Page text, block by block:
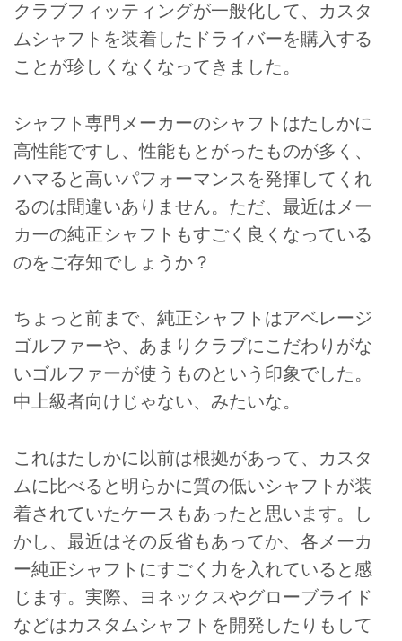
クラブフィッティングが一般化して、カスタ
ムシャフトを装着したドライバーを購入する
ことが珍しくなくなってきました。
シャフト専門メーカーのシャフトはたしかに
高性能ですし、性能もとがったものが多く、
ハマると高いパフォーマンスを発揮してくれ
るのは間違いありません。ただ、最近はメー
カーの純正シャフトもすごく良くなっている
のをご存知でしょうか？
ちょっと前まで、純正シャフトはアベレージ
ゴルファーや、あまりクラブにこだわりがな
いゴルファーが使うものという印象でした。
中上級者向けじゃない、みたいな。
これはたしかに以前は根拠があって、カスタ
ムに比べると明らかに質の低いシャフトが装
着されていたケースもあったと思います。し
かし、最近はその反省もあってか、各メーカ
ー純正シャフトにすごく力を入れていると感
じます。実際、ヨネックスやグローブライド
などはカスタムシャフトを開発したりもして